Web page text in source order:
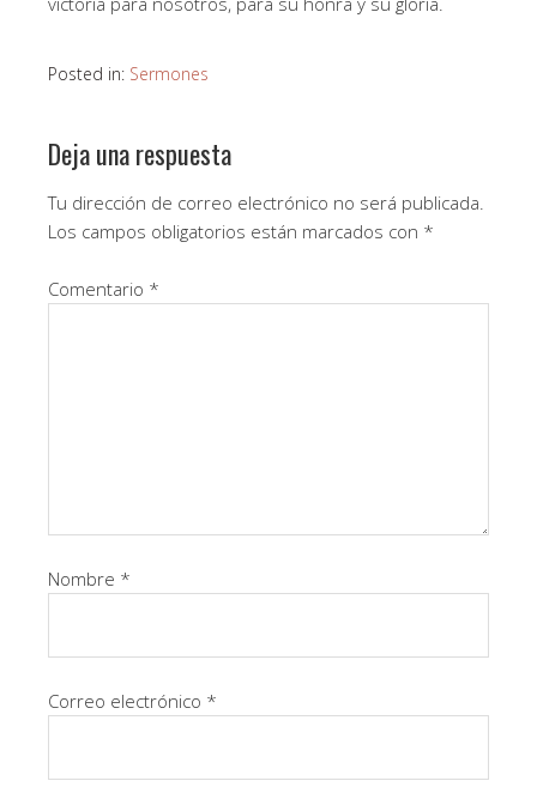
Posted in: Sermones
Deja una respuesta
Tu dirección de correo electrónico no será publicada.
Los campos obligatorios están marcados con *
Comentario *
Nombre *
Correo electrónico *